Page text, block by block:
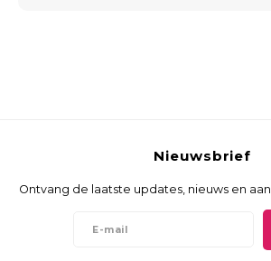
Nieuwsbrief
Ontvang de laatste updates, nieuws en